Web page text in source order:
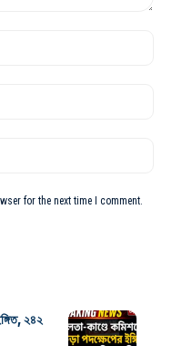
for the next time I comment.
২৪২